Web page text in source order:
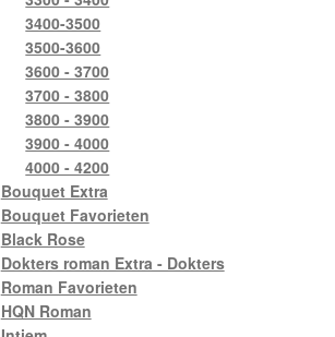
3400-3500
3500-3600
3600 - 3700
3700 - 3800
3800 - 3900
3900 - 4000
4000 - 4200
Bouquet Extra
Bouquet Favorieten
Black Rose
Dokters roman Extra - Dokters
Roman Favorieten
HQN Roman